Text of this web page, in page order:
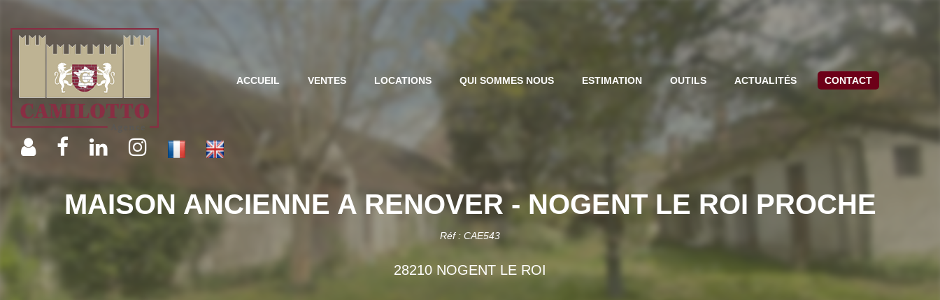
ACCUEIL VENTES LOCATIONS QUI SOMMES NOUS ESTIMATION OUTILS ACTUALITÉS CONTACT
MAISON ANCIENNE A RENOVER - NOGENT LE ROI PROCHE
Réf : CAE543
28210 NOGENT LE ROI